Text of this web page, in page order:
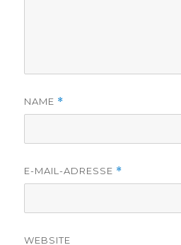
NAME *
E-MAIL-ADRESSE *
WEBSITE